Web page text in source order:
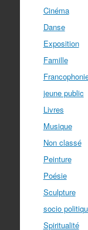
Cinéma
Danse
Exposition
Famille
jeune public
Livres
Musique
Non classé
Peinture
Poésie
Sculpture
socio
Spiritualité